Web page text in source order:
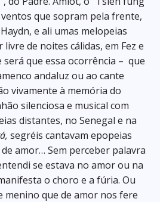
que sopram pela frente,
e ali umas melopeias
de noites cálidas, em Fez e
será que essa ocorrência – que
andaluz ou ao cante
vivamente à memória do
silenciosa e musical com
distantes, no Senegal e na
segréis cantavam epopeias
amor… Sem perceber palavra
se estava no amor ou na
o choro e a fúria. Ou
menino que de amor nos fere